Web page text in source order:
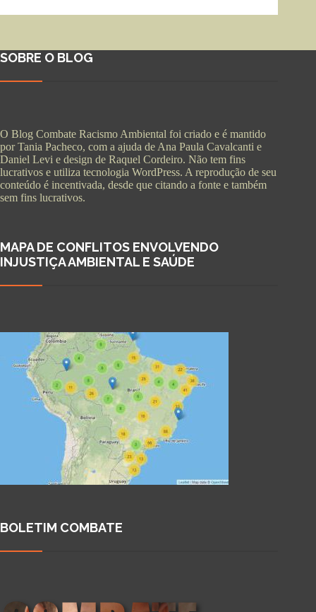
SOBRE O BLOG
O Blog Combate Racismo Ambiental foi criado e é mantido
por Tania Pacheco, com a ajuda de Ana Paula Cavalcanti e
Daniel Levi e design de Raquel Cordeiro. Não tem fins
lucrativos e utiliza tecnologia WordPress. A reprodução de seu
conteúdo é incentivada, desde que citando a fonte e também
sem fins lucrativos.
MAPA DE CONFLITOS ENVOLVENDO
INJUSTIÇA AMBIENTAL E SAÚDE
BOLETIM COMBATE